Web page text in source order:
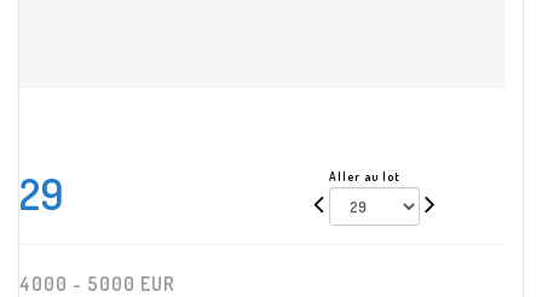
29 Aller au lot
4000 - 5000 EUR